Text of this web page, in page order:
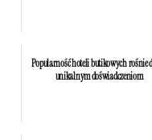
Popularność hoteli butikowych rośnie
unikalnym doświadczeniom